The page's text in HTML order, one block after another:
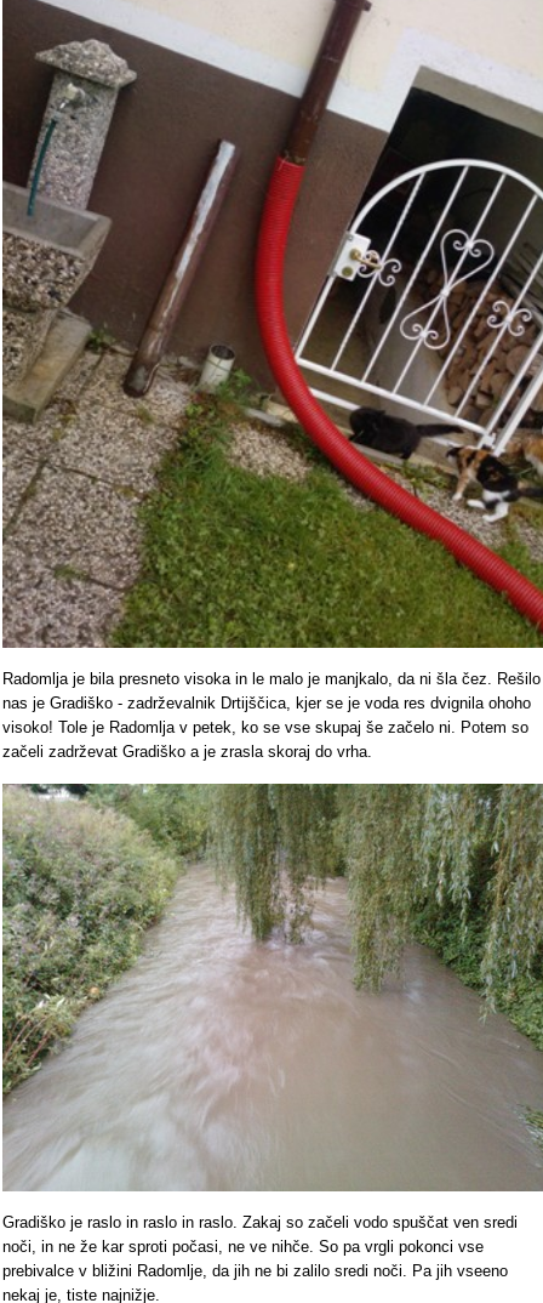
Radomlja je bila presneto visoka in le malo je manjkalo, da ni šla čez. Rešilo
nas je Gradiško - zadrževalnik Drtijščica, kjer se je voda res dvignila ohoho
visoko! Tole je Radomlja v petek, ko se vse skupaj še začelo ni. Potem so
začeli zadrževat Gradiško a je zrasla skoraj do vrha.
Gradiško je raslo in raslo in raslo. Zakaj so začeli vodo spuščat ven sredi
noči, in ne že kar sproti počasi, ne ve nihče. So pa vrgli pokonci vse
prebivalce v bližini Radomlje, da jih ne bi zalilo sredi noči. Pa jih vseeno
nekaj je, tiste najnižje.